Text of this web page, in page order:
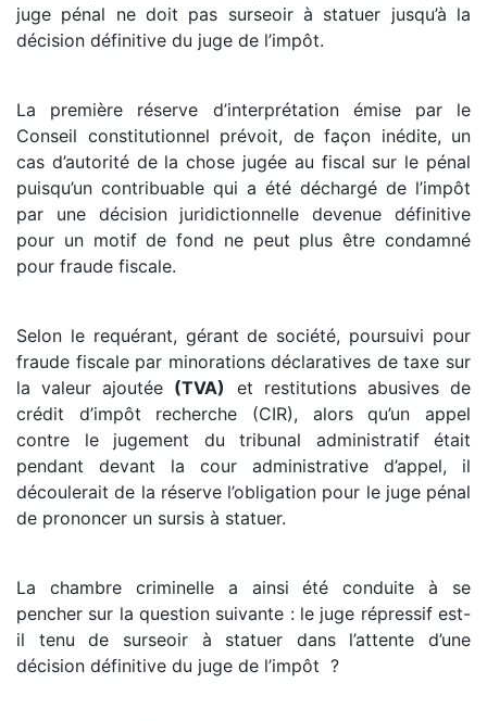
juge pénal ne doit pas surseoir à statuer jusqu’à la
décision définitive du juge de l’impôt.
La première réserve d’interprétation émise par le
Conseil constitutionnel prévoit, de façon inédite, un
cas d’autorité de la chose jugée au fiscal sur le pénal
puisqu’un contribuable qui a été déchargé de l’impôt
par une décision juridictionnelle devenue définitive
pour un motif de fond ne peut plus être condamné
pour fraude fiscale.
Selon le requérant, gérant de société, poursuivi pour
fraude fiscale par minorations déclaratives de taxe sur
la valeur ajoutée (TVA)
et restitutions abusives de
crédit d’impôt recherche (CIR), alors qu’un appel
contre le jugement du tribunal administratif était
pendant devant la cour administrative d’appel, il
découlerait de la réserve l’obligation pour le juge pénal
de prononcer un sursis à statuer.
La chambre criminelle a ainsi été conduite à se
pencher sur la question suivante : le juge répressif est-
il tenu de surseoir à statuer dans l’attente d’une
décision définitive du juge de l’impôt ?